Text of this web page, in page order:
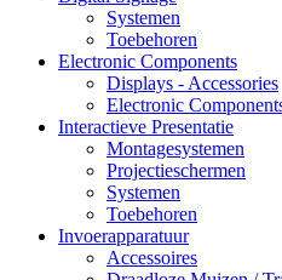
Systemen
Toebehoren
Electronic Components
Displays - Accessories
Electronic
Interactieve Presentatie
Montagesystemen
Projectieschermen
Systemen
Toebehoren
Invoerapparatuur
Accessoires